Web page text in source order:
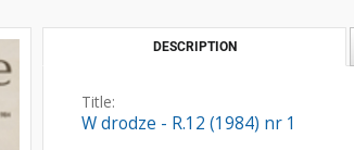
DESCRIPTION
Title:
W drodze - R.12 (1984) nr 1